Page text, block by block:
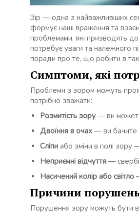
Зір — одна з найважливіших
формує наші враження та
проблемами, які призводять
потребує уваги та належного
поради про те, що робити в
Симптоми, які
Проблеми з зором можуть
потрібно зважати:
Розмитість зору — ви
Двоїння в очах — ви бачите
Сліпи або зміни в полі зору
Неприємні відчуття —
Насичений колір або світло
Причини
Порушення зору можуть бути